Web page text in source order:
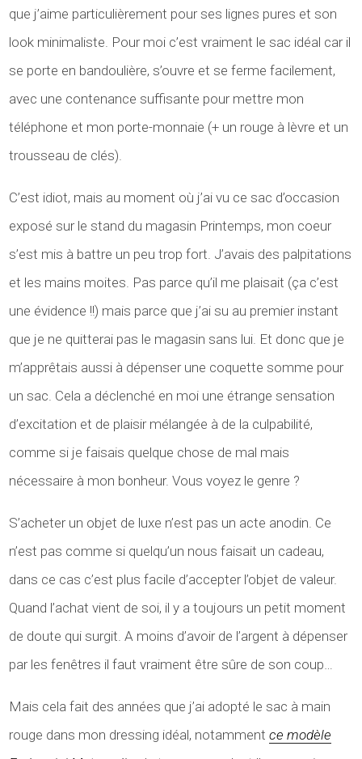
que j’aime particulièrement pour ses lignes pures et son
look minimaliste. Pour moi c’est vraiment le sac idéal car il
se porte en bandoulière, s’ouvre et se ferme facilement,
avec une contenance suffisante pour mettre mon
téléphone et mon porte-monnaie (+ un rouge à lèvre et un
trousseau de clés).
C’est idiot, mais au moment où j’ai vu ce sac d’occasion
exposé sur le stand du magasin Printemps, mon coeur
s’est mis à battre un peu trop fort. J’avais des palpitations
et les mains moites. Pas parce qu’il me plaisait (ça c’est
une évidence !!) mais parce que j’ai su au premier instant
que je ne quitterai pas le magasin sans lui. Et donc que je
m’apprêtais aussi à dépenser une coquette somme pour
un sac. Cela a déclenché en moi une étrange sensation
d’excitation et de plaisir mélangée à de la culpabilité,
comme si je faisais quelque chose de mal mais
nécessaire à mon bonheur. Vous voyez le genre ?
S’acheter un objet de luxe n’est pas un acte anodin. Ce
n’est pas comme si quelqu’un nous faisait un cadeau,
dans ce cas c’est plus facile d’accepter l’objet de valeur.
Quand l’achat vient de soi, il y a toujours un petit moment
de doute qui surgit. A moins d’avoir de l’argent à dépenser
par les fenêtres il faut vraiment être sûre de son coup…
Mais cela fait des années que j’ai adopté le sac à main
rouge dans mon dressing idéal, notammentce modèle